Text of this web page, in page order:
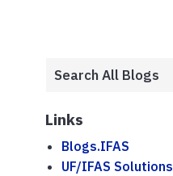
Links
Blogs.IFAS
UF/IFAS Solutions